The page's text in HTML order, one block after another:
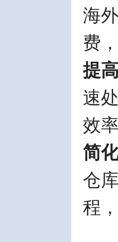
海
费
提
速
效
简
仓
程